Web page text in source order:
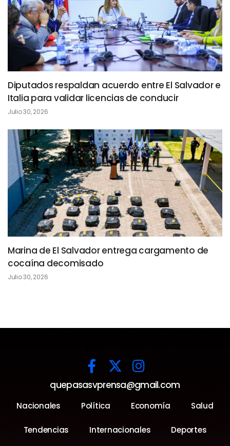
Diputados respaldan acuerdo entre El Salvador e
Italia para validar licencias de conducir
Julio 30, 2026
Marina de El Salvador entrega cargamento de
cocaína decomisado
Julio 30, 2026
quepasasvprensa@gmail.com
Nacionales Política Economía Salud
Tendencias Internacionales Deportes